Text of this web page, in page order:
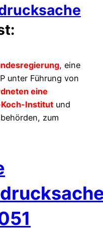
, eine
unter Führung von
eine
Koch-Institut und
zum